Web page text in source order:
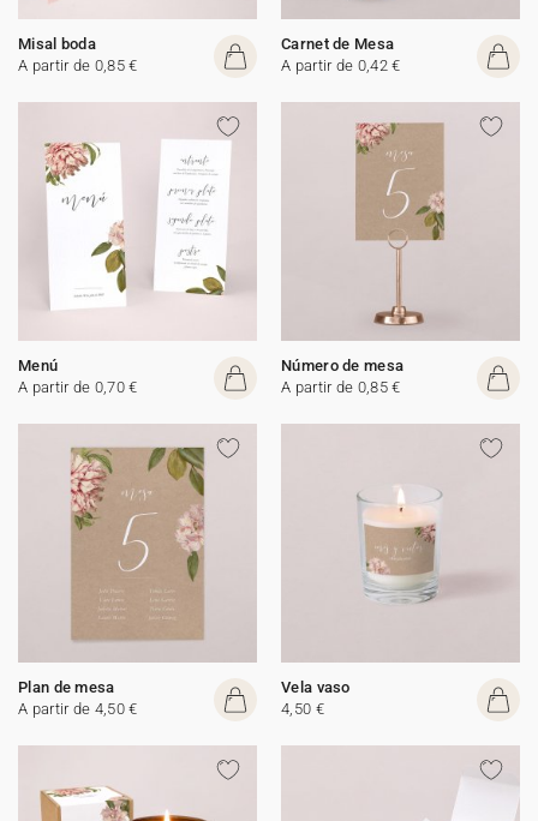
Misal boda
A partir de 0,85 €
Carnet de Mesa
A partir de 0,42 €
Menú
A partir de 0,70 €
Número de mesa
A partir de 0,85 €
Plan de mesa
A partir de 4,50 €
Vela vaso
4,50 €